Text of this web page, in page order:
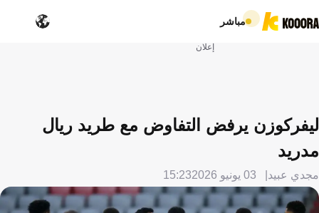
مباشر
إعلان
ليفركوزن يرفض التفاوض مع طريد ريال
مدريد
مجدي عبيد 03 يونيو 2026 15:23